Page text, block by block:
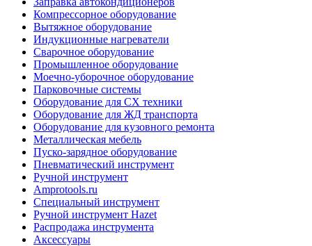
Компрессорное оборудование
Вытяжное оборудование
Индукционные нагреватели
Сварочное оборудование
Промышленное оборудование
Моечно-уборочное оборудование
Парковочные системы
Оборудование для СХ техники
Оборудование для ЖД транспорта
Оборудование для кузовного ремонта
Металлическая мебель
Пуско-зарядное оборудование
Пневматический инструмент
Ручной инструмент
Amprotools.ru
Специальный инструмент
Ручной инструмент Hazet
Распродажа инструмента
Аксессуары